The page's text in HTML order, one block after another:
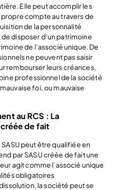
Elle peut accomplir les
compte au travers de
de la personnalité
disposer d’un patrimoine
de l’associé unique. De
ne peuvent pas saisir
rembourser leurs créances,
professionnel de la société
foi, ou mauvaise
au RCS : La
de fait
peut être qualifiée en
par SASU créée de fait une
agit comme l’associé unique
obligatoires
la société peut se